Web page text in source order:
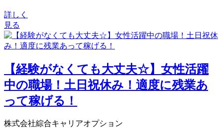
詳しく
見る
【経験がなくても大丈夫☆】女性活躍
中の職場！土日祝休み！適度に残業あ
って稼げる！
株式会社綜合キャリアオプション